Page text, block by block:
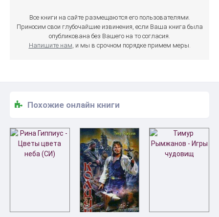
Все книги на сайте размещаются его пользователями.
Приносим свои глубочайшие извинения, если Ваша книга была
опубликована без Вашего на то согласия.
Напишите нам, и мы в срочном порядке примем меры.
Похожие онлайн книги